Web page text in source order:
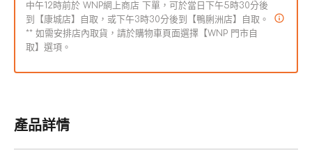
產品詳情
中午12時前於 WNP網上商店 下單，可於當日下午5時30分後
到【康城店】自取，或下午3時30分後到【鴨脷洲店】自取。
** 如需安排店內取貨，請於購物車頁面選擇【WNP 門市自
取】選項。